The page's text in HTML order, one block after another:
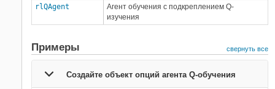
rlQAgent
Агент обучения с подкреплением Q-
изучения
Примеры свернуть все
Создайте объект опций агента Q-обучения